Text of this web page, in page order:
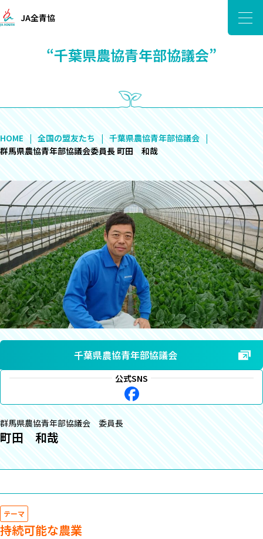
JA全青協
“千葉県農協青年部協議会”
HOME 全国の盟友たち
千葉県農協青年部協議会
群馬県農協青年部協議会委員長 町田 和哉
千葉県農協青年部協議会
公式SNS
群馬県農協青年部協議会 委員長
町田 和哉
テーマ
持続可能な農業